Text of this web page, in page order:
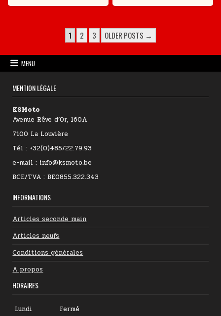
POSTS PAGINATION
1 2 3 OLDER POSTS →
MENU
MENTION LÉGALE
KSMoto
Avenue Rêve d’Or, 160A
7100 La Louvière
Tél : +32(0)485/22.79.93
e-mail : info@ksmoto.be
BCE/TVA : BE0855.322.343
INFORMATIONS
Articles seconde main
Articles neufs
Conditions générales
A propos
HORAIRES
Lundi
Fermé